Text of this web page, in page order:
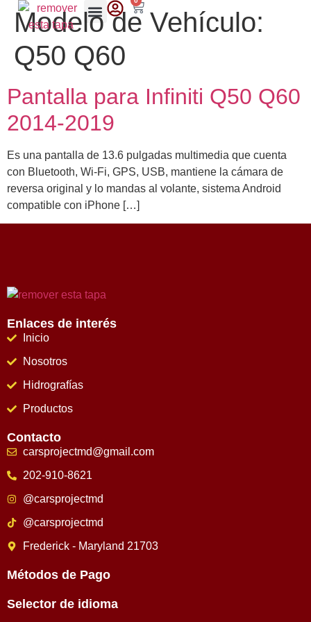
Modelo de Vehículo:
Q50 Q60
Pantalla para Infiniti Q50 Q60
2014-2019
Es una pantalla de 13.6 pulgadas multimedia que cuenta
con Bluetooth, Wi-Fi, GPS, USB, mantiene la cámara de
reversa original y lo mandas al volante, sistema Android
compatible con iPhone […]
Enlaces de interés
Inicio
Nosotros
Hidrografías
Productos
Contacto
carsprojectmd@gmail.com
202-910-8621
@carsprojectmd
@carsprojectmd
Frederick - Maryland 21703
Métodos de Pago
Selector de idioma